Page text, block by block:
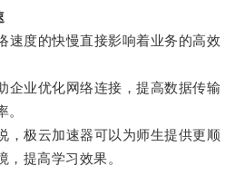
度的快慢直接影响着业务的高效
业优化网络连接，提高数据传输
极云加速器可以为师生提供更顺
，提高学习效果。